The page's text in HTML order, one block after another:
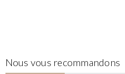
Nous vous recommandons